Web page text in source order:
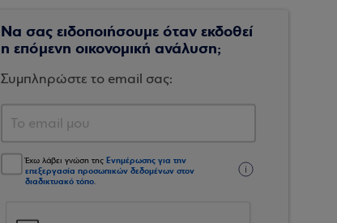
Να σας ειδοποιήσουμε όταν εκδοθεί
η επόμενη οικονομική ανάλυση;
Συμπληρώστε το email σας:
Έχω λάβει γνώση της Ενημέρωσης για την
επεξεργασία προσωπικών δεδομένων στον
διαδικτυακό τόπο.